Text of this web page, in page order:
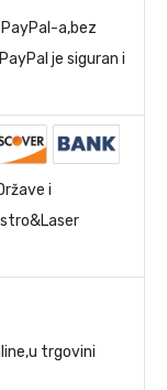
a,bez
je siguran i
i
trgovini